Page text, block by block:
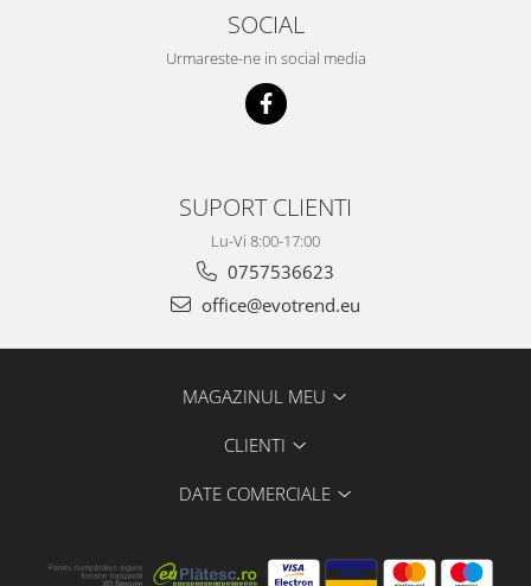
SOCIAL
Urmareste-ne in social media
SUPORT CLIENTI
Lu-Vi 8:00-17:00
0757536623
office@evotrend.eu
MAGAZINUL MEU
CLIENTI
DATE COMERCIALE